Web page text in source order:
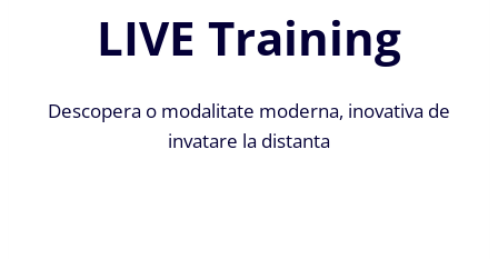
LIVE Training
Descopera o modalitate moderna, inovativa de
invatare la distanta